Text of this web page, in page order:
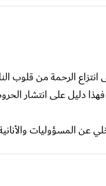
انتزاع الرحمة من قلوب
فهذا دليل على انتشار
المسؤوليات والأنانية